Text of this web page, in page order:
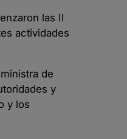
las II
actividades
de
y
y los